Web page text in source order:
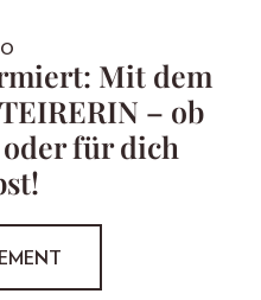
Mit dem
– ob
für dich